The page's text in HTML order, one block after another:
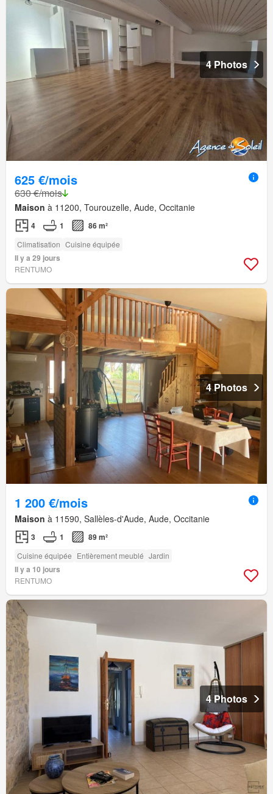
4 Photos
625 €/mois
630 €/mois
Maison à 11200, Tourouzelle, Aude, Occitanie
4 1 86 m²
Climatisation Cuisine équipée
Il y a 29 jours
RENTUMO
4 Photos
1 200 €/mois
Maison à 11590, Sallèles-d'Aude, Aude, Occitanie
3 1 89 m²
Cuisine équipée Entièrement meublé Jardin
Il y a 10 jours
RENTUMO
4 Photos